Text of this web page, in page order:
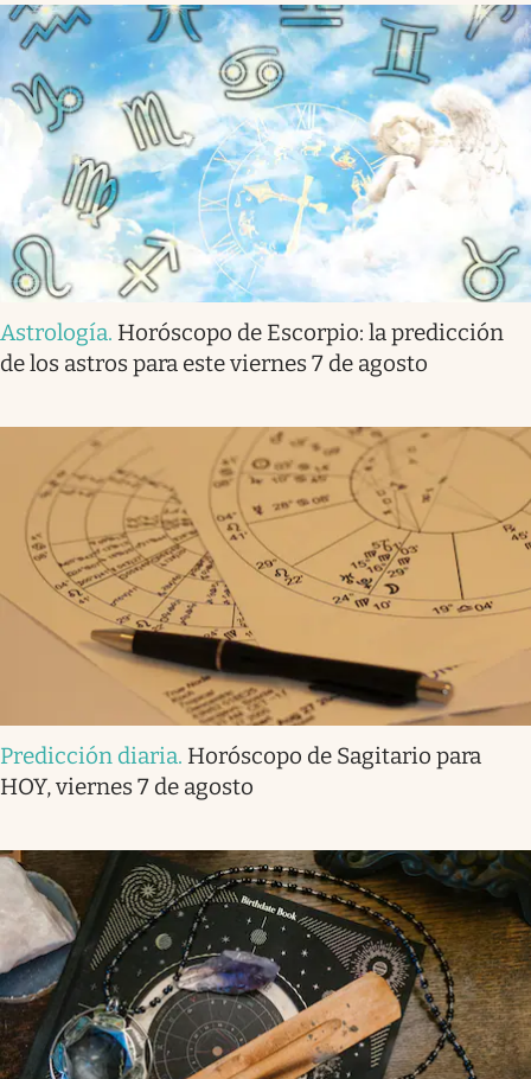
Astrología. Horóscopo de Escorpio: la predicción
de los astros para este viernes 7 de agosto
Predicción diaria. Horóscopo de Sagitario para
HOY, viernes 7 de agosto